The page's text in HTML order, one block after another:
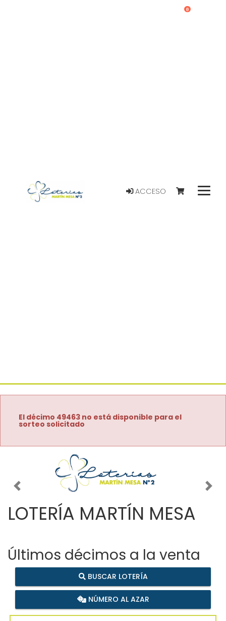
ACCESO
0
El décimo 49463 no está disponible para el
sorteo solicitado
Imagen anterior
LOTERÍA MARTÍN MESA
Últimos décimos a la venta
BUSCAR LOTERÍA
NÚMERO AL AZAR